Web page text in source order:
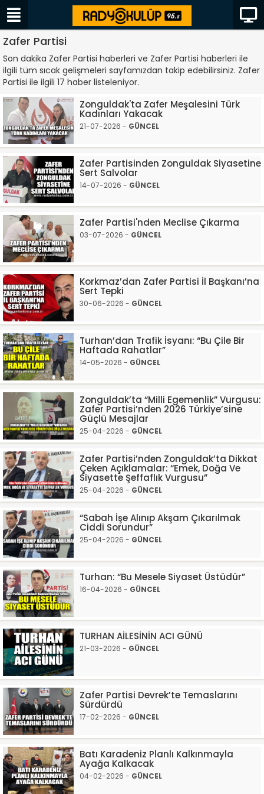
Zafer Partisi
Son dakika Zafer Partisi haberleri ve Zafer Partisi haberleri ile
ilgili tüm sıcak gelişmeleri sayfamızdan takip edebilirsiniz. Zafer
Partisi ile ilgili 17 haber listeleniyor.
Zonguldak'ta Zafer Meşalesini Türk
Kadınları Yakacak
21-07-2026 - GÜNCEL
Zafer Partisinden Zonguldak Siyasetine
Sert Salvolar
14-07-2026 - GÜNCEL
Zafer Partisi'nden Meclise Çıkarma
03-07-2026 - GÜNCEL
Korkmaz’dan Zafer Partisi İl Başkanı’na
Sert Tepki
30-06-2026 - GÜNCEL
Turhan’dan Trafik İsyanı: “Bu Çile Bir
Haftada Rahatlar”
14-05-2026 - GÜNCEL
Zonguldak’ta “Milli Egemenlik” Vurgusu:
Zafer Partisi’nden 2026 Türkiye’sine
Güçlü Mesajlar
25-04-2026 - GÜNCEL
Zafer Partisi’nden Zonguldak’ta Dikkat
Çeken Açıklamalar: “Emek, Doğa Ve
Siyasette Şeffaflık Vurgusu”
25-04-2026 - GÜNCEL
“Sabah İşe Alınıp Akşam Çıkarılmak
Ciddi Sorundur”
25-04-2026 - GÜNCEL
Turhan: “Bu Mesele Siyaset Üstüdür”
16-04-2026 - GÜNCEL
TURHAN AİLESİNİN ACI GÜNÜ
21-03-2026 - GÜNCEL
Zafer Partisi Devrek’te Temaslarını
Sürdürdü
17-02-2026 - GÜNCEL
Batı Karadeniz Planlı Kalkınmayla
Ayağa Kalkacak
04-02-2026 - GÜNCEL